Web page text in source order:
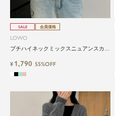
SALE 会員価格
LOWO
プチハイネックミックスニュアンスカラ
¥ 1,790 55%OFF